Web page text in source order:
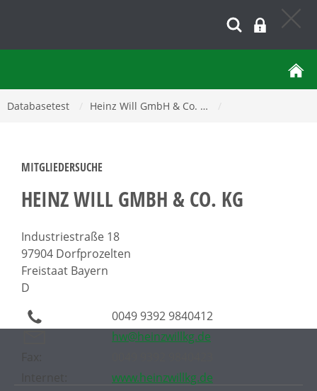
Databasetest Heinz Will GmbH & Co. …
MITGLIEDERSUCHE
HEINZ WILL GMBH & CO. KG
Industriestraße 18
97904 Dorfprozelten
Freistaat Bayern
D
0049 9392 9840412
hw@heinzwillkg.de
www.heinzwillkg.de